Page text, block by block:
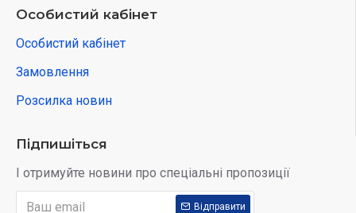
Особистий кабінет
Особистий кабінет
Замовлення
Розсилка новин
Підпишіться
І отримуйте новини про спеціальні пропозиції
Відправити